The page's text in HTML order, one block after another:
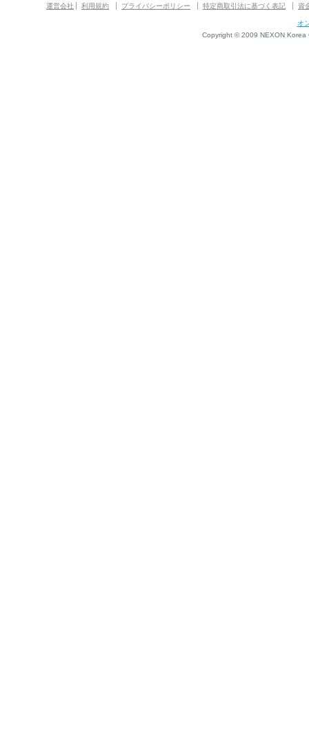
運営会社 利用規約 プライバシーポリシー 特定商取引法に基づく表記 資
オ
Copyright © 2009 NEXON Korea